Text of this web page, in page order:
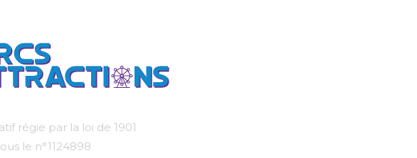
régie par la loi de 1901
le n°1124898